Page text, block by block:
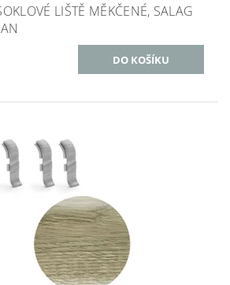
LIŠTĚ MĚKČENÉ, SALAG